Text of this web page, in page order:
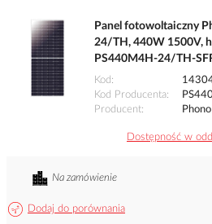
Panel fotowoltaiczny
24/TH, 440W 1500V,
PS440M4H-24/TH-
Kod
Kod Producenta
Producent
Dostępność w
Dodaj do porównania
Na zamówienie